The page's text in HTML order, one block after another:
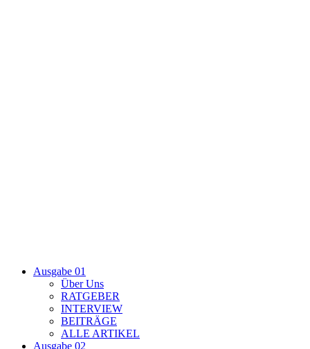
Ausgabe 01
Über Uns
RATGEBER
INTERVIEW
BEITRÄGE
ALLE ARTIKEL
Ausgabe 02